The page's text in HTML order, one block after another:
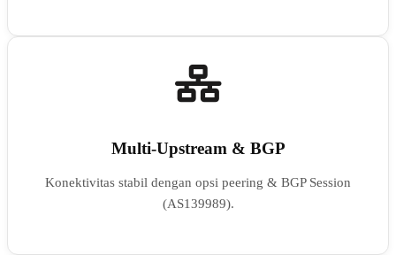
Multi-Upstream & BGP
Konektivitas stabil dengan opsi peering & BGP Session
(AS139989).